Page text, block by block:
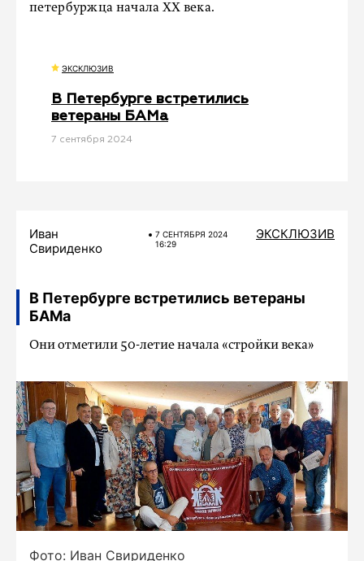
петербуржца начала XX века.
ЭКСКЛЮЗИВ
В Петербурге встретились
ветераны БАМа
7 сентября 2024
Иван
Свириденко
7 СЕНТЯБРЯ 2024
16:29
ЭКСКЛЮЗИВ
В Петербурге встретились ветераны
БАМа
Они отметили 50-летие начала «стройки века»
Фото: Иван Свириденко